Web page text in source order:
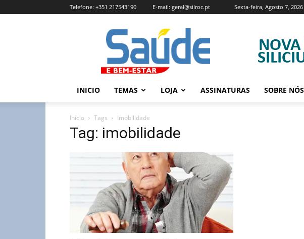
Sexta-feira, Agosto 7, 2026
Telefone: +351 217543190 E-mail: geral@silroc.pt
Revista
Saúde
e
Bem
Estar
Edição
INICIO TEMAS LOJA ASSINATURAS SOBRE NÓS
Início Tags Imobilidade
Tag: imobilidade